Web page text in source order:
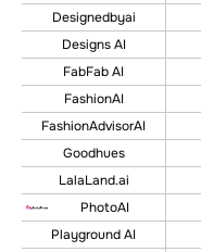
Designedbyai
Designs AI
FabFab AI
FashionAI
FashionAdvisorAI
Goodhues
LalaLand.ai
PhotoAI
Playground AI